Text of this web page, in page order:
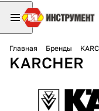
Главная Бренды
KARCHER